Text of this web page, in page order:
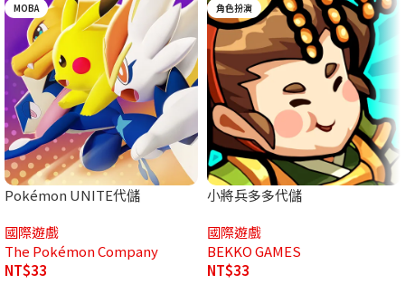
MOBA
Pokémon UNITE代儲
國際遊戲
The Pokémon Company
NT$33
角色扮演
小將兵多多代儲
國際遊戲
BEKKO GAMES
NT$33